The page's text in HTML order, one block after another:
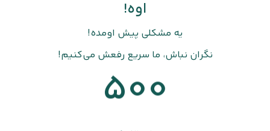
اوه!
یه مشکلی پیش اومده!
نگران نباش، ما سریع رفعش می‌کنیم!
500